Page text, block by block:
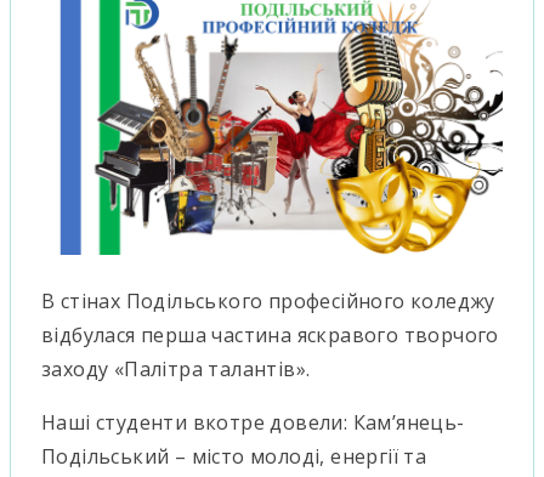
В стінах Подільського професійного коледжу
відбулася перша частина яскравого творчого
заходу «Палітра талантів».
Наші студенти вкотре довели: Кам’янець-
Подільський – місто молоді, енергії та